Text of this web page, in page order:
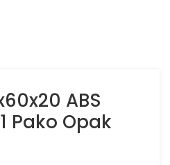
ABS
Pako Opak